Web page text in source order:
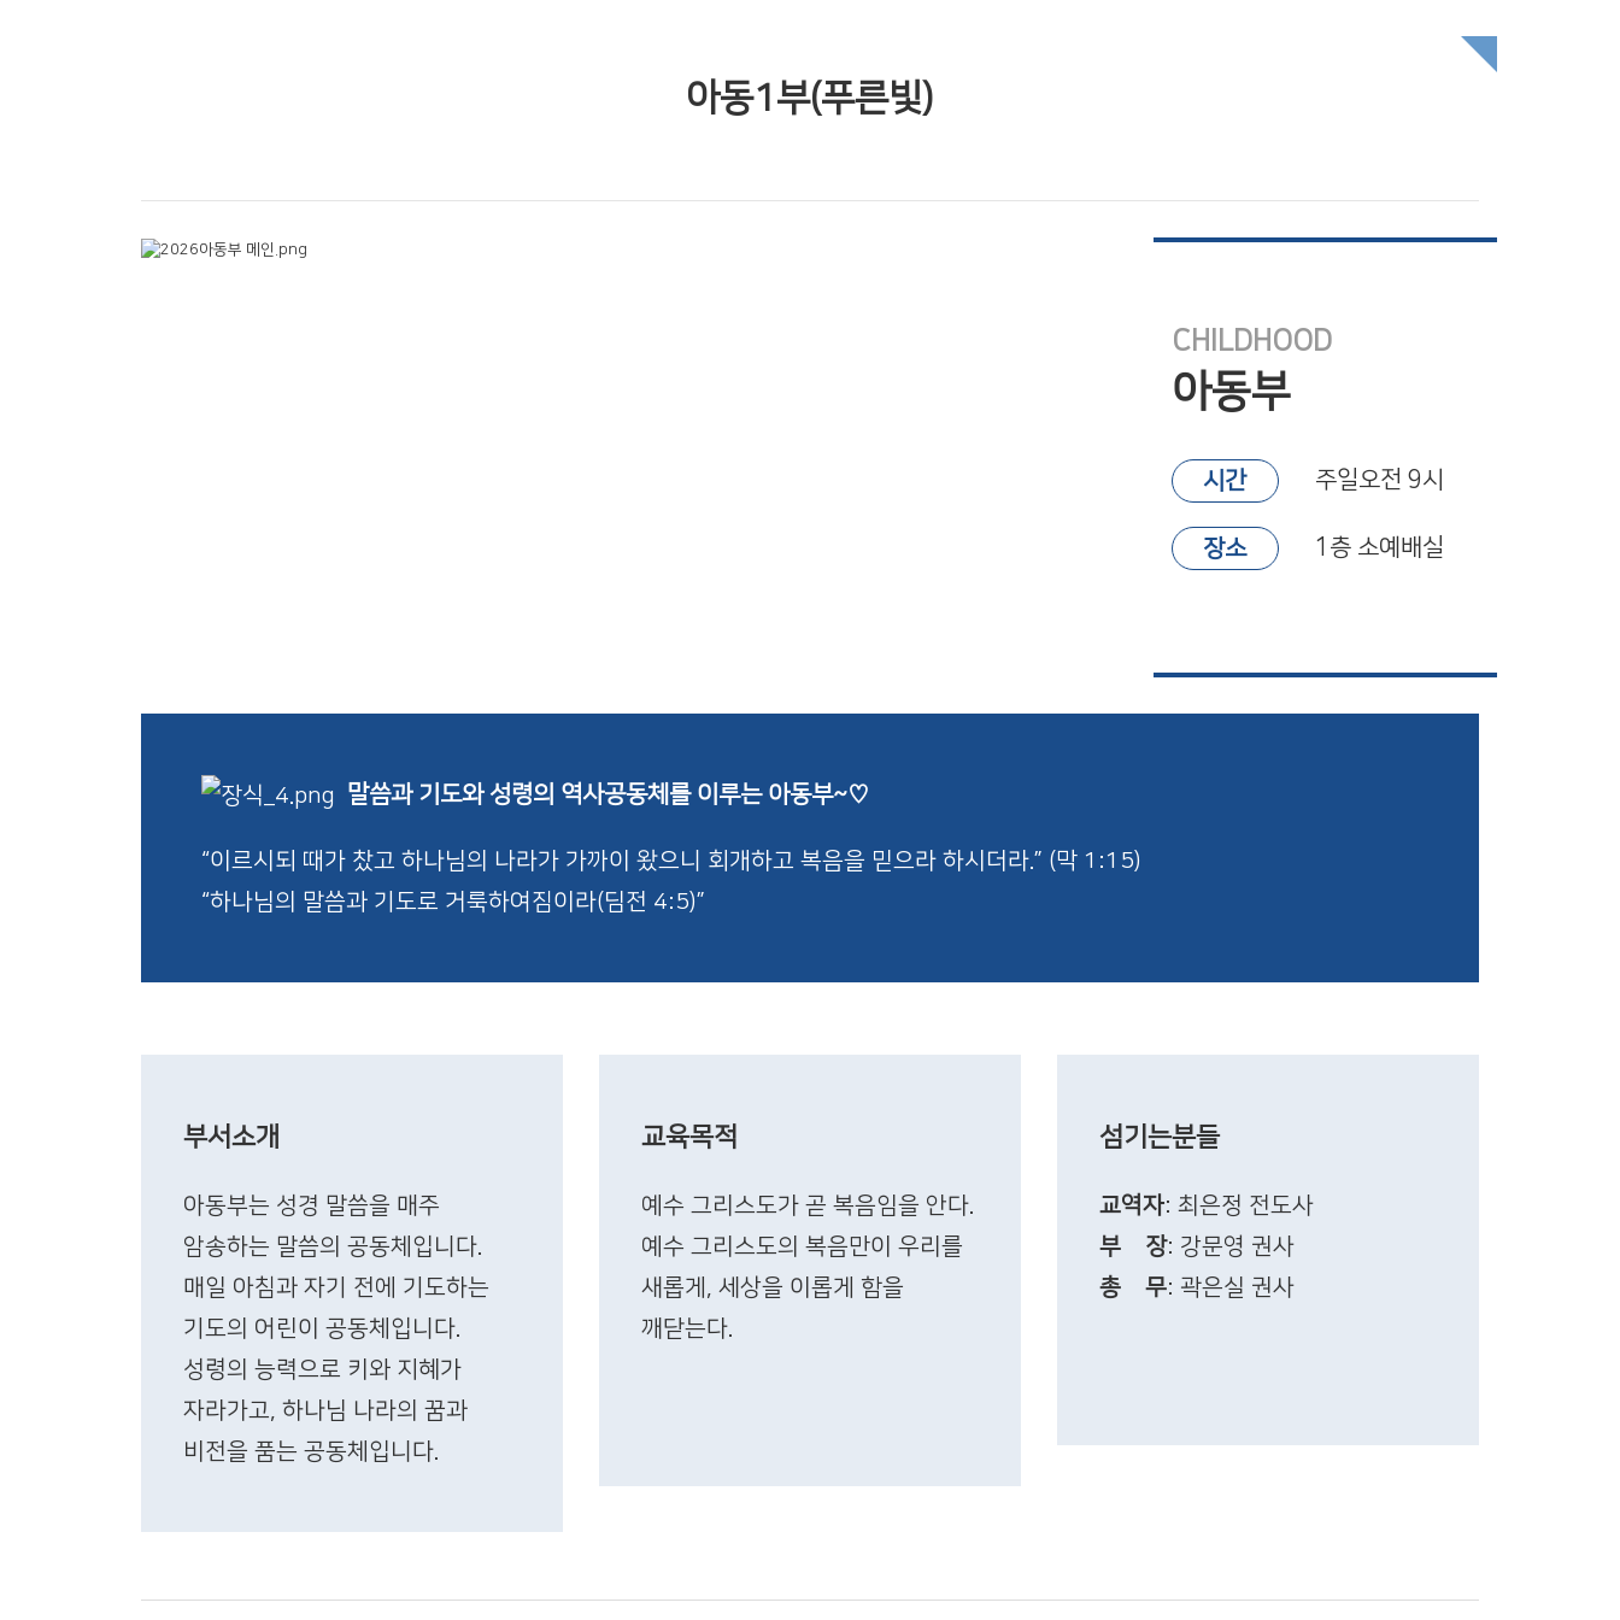
아동1부(푸른빛)
CHILDHOOD
아동부
시간 주일오전 9시
장소 1층 소예배실
말씀과 기도와 성령의 역사공동체를 이루는 아동부~♡
“이르시되 때가 찼고 하나님의 나라가 가까이 왔으니 회개하고 복음을 믿으라 하시더라.” (막 1:15)
“하나님의 말씀과 기도로 거룩하여짐이라(딤전 4:5)”
부서소개
아동부는 성경 말씀을 매주
암송하는 말씀의 공동체입니다.
매일 아침과 자기 전에 기도하는
기도의 어린이 공동체입니다.
성령의 능력으로 키와 지혜가
자라가고, 하나님 나라의 꿈과
비전을 품는 공동체입니다.
교육목적
예수 그리스도가 곧 복음임을 안다.
예수 그리스도의 복음만이 우리를
새롭게, 세상을 이롭게 함을
깨닫는다.
섬기는분들
교역자: 최은정 전도사
부 장: 강문영 권사
총 무: 곽은실 권사